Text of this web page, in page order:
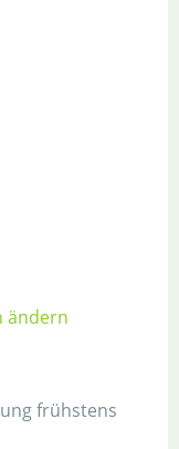
ändern
frühstens